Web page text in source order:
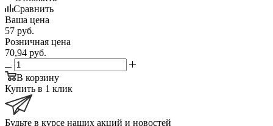
Сравнить
Ваша цена
57 руб.
Розничная цена
70,94 руб.
В корзину
Купить в 1 клик
Будьте в курсе наших акций и новостей